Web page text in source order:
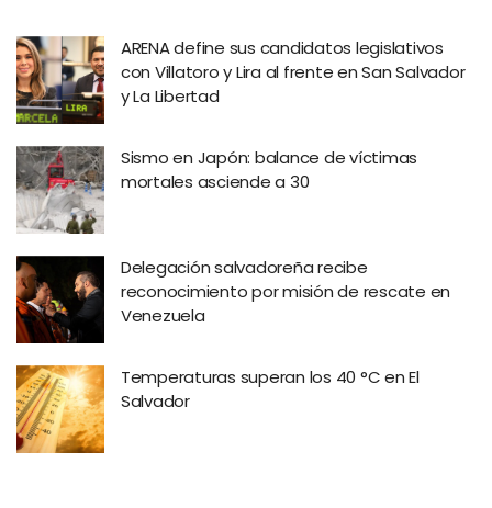
ARENA define sus candidatos legislativos
con Villatoro y Lira al frente en San Salvador
y La Libertad
Sismo en Japón: balance de víctimas
mortales asciende a 30
Delegación salvadoreña recibe
reconocimiento por misión de rescate en
Venezuela
Temperaturas superan los 40 °C en El
Salvador